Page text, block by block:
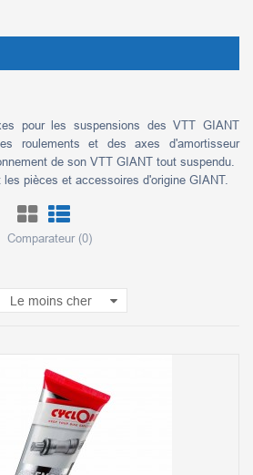
pour les suspensions des VTT GIANT
roulements et des axes d'amortisseur
de son VTT GIANT tout suspendu.
pièces et accessoires d'origine GIANT.
Comparateur (0)
Le moins cher